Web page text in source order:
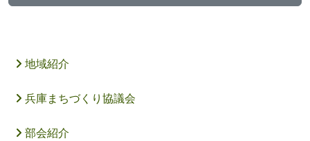
地域紹介
兵庫まちづくり協議会
部会紹介